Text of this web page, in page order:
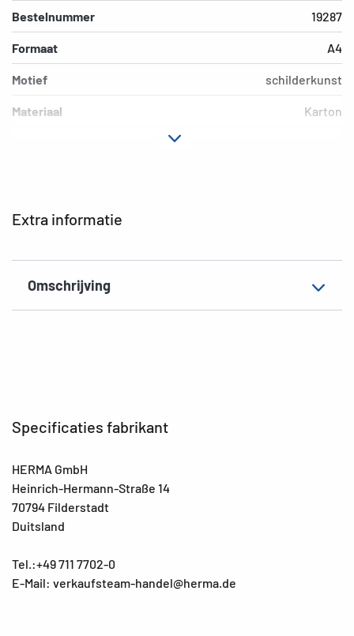
Extra informatie
Omschrijving
Bestelnummer 19287
Formaat A4
Motief schilderkunst
Materiaal Karton
Specificaties fabrikant
HERMA GmbH
Heinrich-Hermann-Straße 14
70794 Filderstadt
Duitsland
Tel.:+49 711 7702-0
E-Mail: verkaufsteam-handel@herma.de